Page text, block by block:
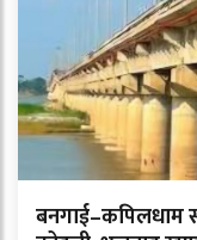
बनगाई–कपिलधाम